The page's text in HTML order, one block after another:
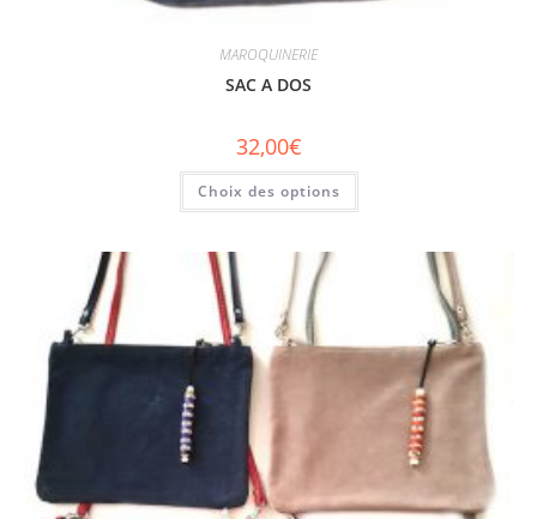
MAROQUINERIE
SAC A DOS
32,00€
Choix des options